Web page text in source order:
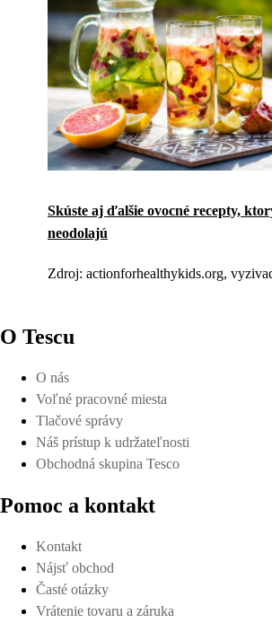
Skúste aj ďalšie ovocné recepty,
neodolajú
Zdroj: actionforhealthykids.org,
O Tescu
O nás
Voľné pracovné miesta
Tlačové správy
Náš prístup k udržateľnosti
Obchodná skupina Tesco
Pomoc a kontakt
Kontakt
Nájsť obchod
Časté otázky
Vrátenie tovaru a záruka